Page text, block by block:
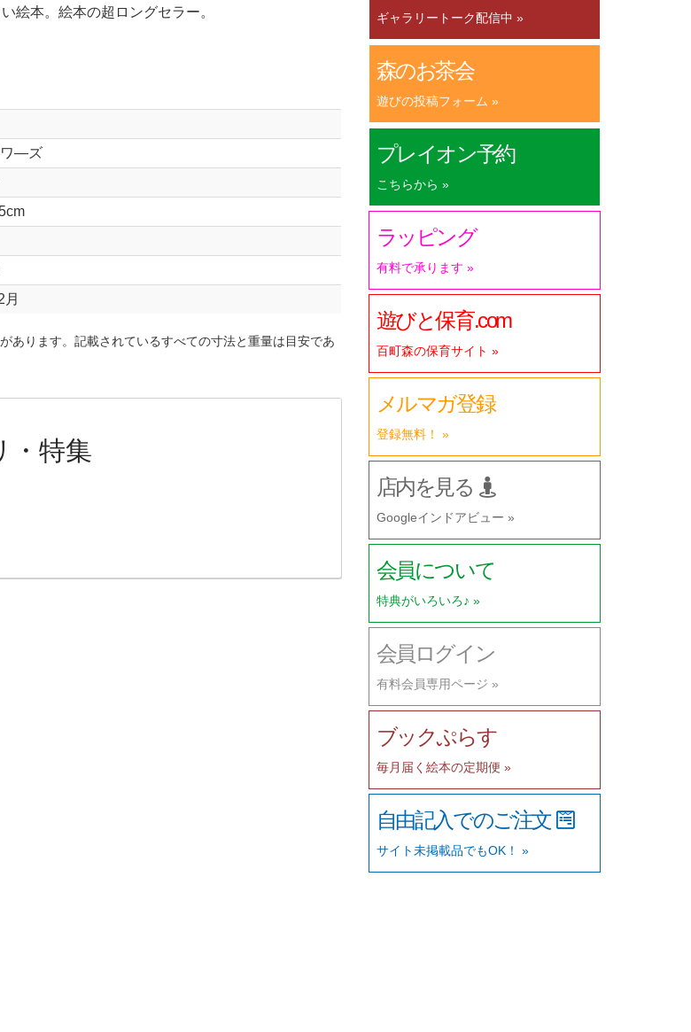
絵本。絵本の超ロングセラー。
ワ―ズ
月
あります。記載されているすべての寸法と重量は目安であ
・特集
ギャラリートーク配信中 »
森のお茶会
遊びの投稿フォーム »
プレイオン予約
こちらから »
ラッピング
有料で承ります »
遊びと保育.com
百町森の保育サイト »
メルマガ登録
登録無料！ »
店内を見る
Googleインドアビュー »
会員について
特典がいろいろ♪ »
会員ログイン
有料会員専用ページ »
ブックぷらす
毎月届く絵本の定期便 »
自由記入でのご注文
サイト未掲載品でもOK！ »